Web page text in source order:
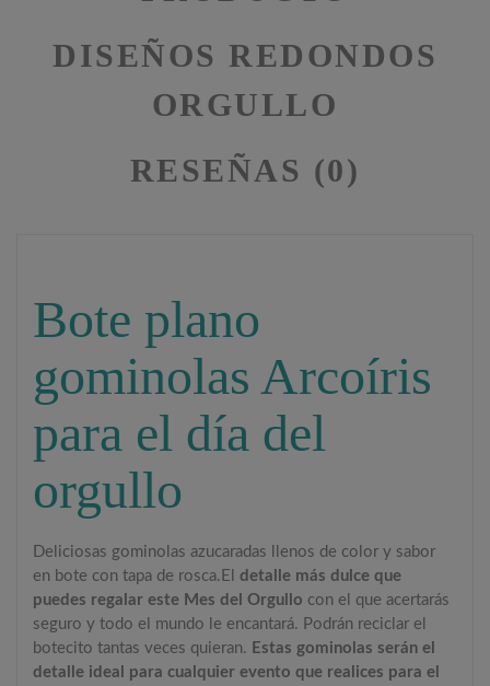
DISEÑOS REDONDOS
ORGULLO
RESEÑAS (0)
Bote plano
gominolas Arcoíris
para el día del
orgullo
Deliciosas gominolas azucaradas llenos de color y sabor
en bote con tapa de rosca.El
detalle más dulce que
puedes regalar este Mes del Orgullo con el que acertarás
seguro y todo el mundo le encantará. Podrán reciclar el
botecito tantas veces quieran. Estas gominolas serán el
detalle ideal para cualquier evento que realices para el